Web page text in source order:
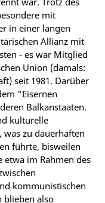
mit
in einer langen
Allianz mit
- es war Mitglied
Union (damals:
seit 1981. Darüber
"Eisernen
Balkanstaaten.
kulturelle
zu dauerhaften
führte, bisweilen
etwa im Rahmen des
kommunistischen
blieben also